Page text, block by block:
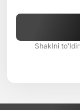
Shaklni